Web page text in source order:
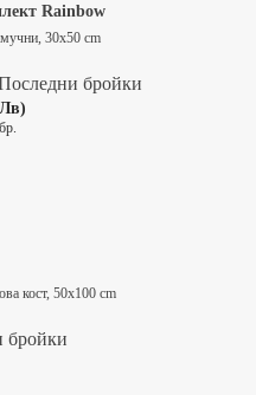
Rainbow
30x50 cm
бройки
кост, 50x100 cm
бройки